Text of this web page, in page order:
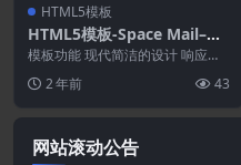
HTML5模板
HTML5模板-Space Mail–响
应式电子邮件模板
模板功能 现代简洁的设计 响应式
视器就...
2 年前 43
网站滚动公告